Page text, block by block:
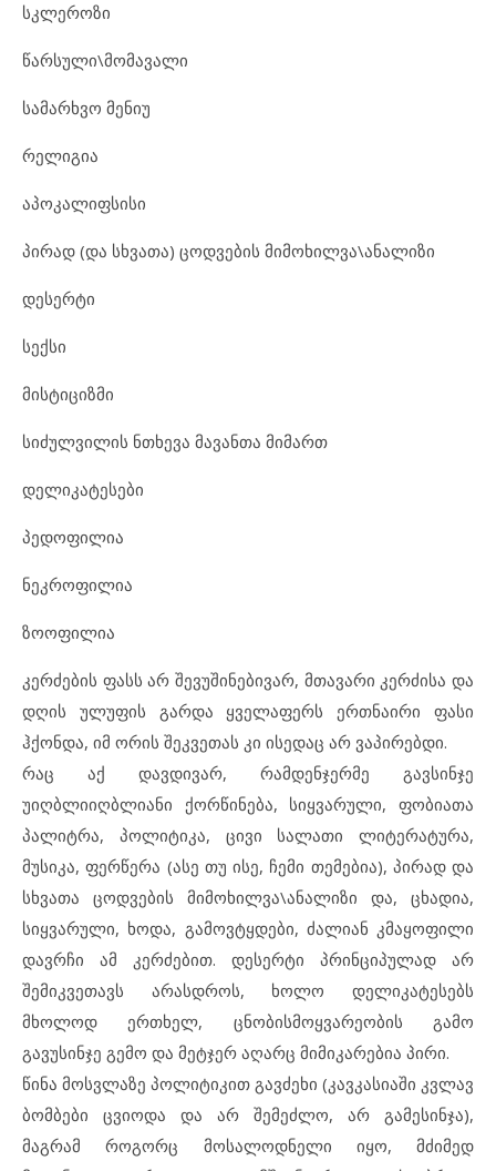
სკლეროზი
წარსული\მომავალი
სამარხვო მენიუ
რელიგია
აპოკალიფსისი
პირად (და სხვათა) ცოდვების მიმოხილვა\ანალიზი
დესერტი
სექსი
მისტიციზმი
სიძულვილის ნთხევა მავანთა მიმართ
დელიკატესები
პედოფილია
ნეკროფილია
ზოოფილია
კერძების ფასს არ შევუშინებივარ, მთავარი კერძისა და
დღის ულუფის გარდა ყველაფერს ერთნაირი ფასი
ჰქონდა, იმ ორის შეკვეთას კი ისედაც არ ვაპირებდი.
რაც აქ დავდივარ, რამდენჯერმე გავსინჯე
უიღბლიიღბლიანი ქორწინება, სიყვარული, ფობიათა
პალიტრა, პოლიტიკა, ცივი სალათი ლიტერატურა,
მუსიკა, ფერწერა (ასე თუ ისე, ჩემი თემებია), პირად და
სხვათა ცოდვების მიმოხილვა\ანალიზი და, ცხადია,
სიყვარული, ხოდა, გამოვტყდები, ძალიან კმაყოფილი
დავრჩი ამ კერძებით. დესერტი პრინციპულად არ
შემიკვეთავს არასდროს, ხოლო დელიკატესებს
მხოლოდ ერთხელ, ცნობისმოყვარეობის გამო
გავუსინჯე გემო და მეტჯერ აღარც მიმიკარებია პირი.
წინა მოსვლაზე პოლიტიკით გავძეხი (კავკასიაში კვლავ
ბომბები ცვიოდა და არ შემეძლო, არ გამესინჯა),
მაგრამ როგორც მოსალოდნელი იყო, მძიმედ